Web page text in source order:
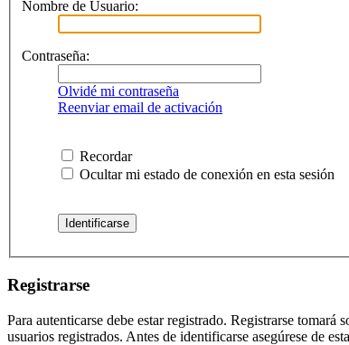
Nombre de Usuario:
Contraseña:
Olvidé mi contraseña
Reenviar email de activación
Recordar
Ocultar mi estado de conexión en esta sesión
Registrarse
Para autenticarse debe estar registrado. Registrarse
usuarios registrados. Antes de identificarse asegúrese de